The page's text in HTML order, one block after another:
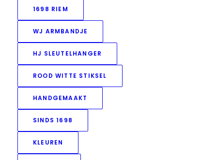
1698 RIEM
WJ ARMBANDJE
HJ SLEUTELHANGER
ROOD WITTE STIKSEL
HANDGEMAAKT
SINDS 1698
KLEUREN